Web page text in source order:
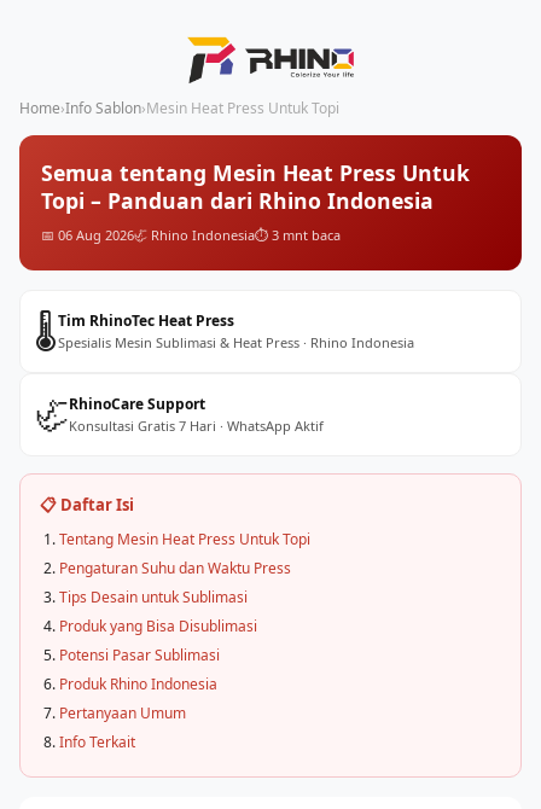
Home›Info Sablon›Mesin Heat Press Untuk Topi
Semua tentang Mesin Heat Press Untuk
Topi – Panduan dari Rhino Indonesia
📅 06 Aug 2026🦏 Rhino Indonesia⏱️ 3 mnt baca
🌡️Tim RhinoTec Heat Press
Spesialis Mesin Sublimasi & Heat Press · Rhino Indonesia
🦏RhinoCare Support
Konsultasi Gratis 7 Hari · WhatsApp Aktif
📋 Daftar Isi
Tentang Mesin Heat Press Untuk Topi
Pengaturan Suhu dan Waktu Press
Tips Desain untuk Sublimasi
Produk yang Bisa Disublimasi
Potensi Pasar Sublimasi
Produk Rhino Indonesia
Pertanyaan Umum
Info Terkait